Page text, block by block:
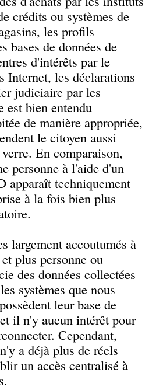
crédits ou systèmes de
les profils
bases de données de
d'intérêts par le
Internet, les déclarations
judiciaire par les
est bien entendu
de manière appropriée,
le citoyen aussi
En comparaison,
personne à l'aide d'un
apparaît techniquement
à la fois bien plus
largement accoutumés à
plus personne ou
des données collectées
systèmes que nous
leur base de
il n'y aucun intérêt pour
Cependant,
a déjà plus de réels
un accès centralisé à